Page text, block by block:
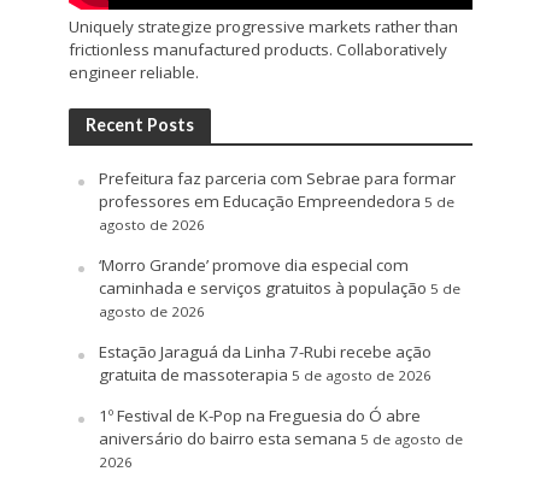
Uniquely strategize progressive markets rather than
frictionless manufactured products. Collaboratively
engineer reliable.
Recent Posts
Prefeitura faz parceria com Sebrae para formar
professores em Educação Empreendedora 5 de
agosto de 2026
‘Morro Grande’ promove dia especial com
caminhada e serviços gratuitos à população 5 de
agosto de 2026
Estação Jaraguá da Linha 7-Rubi recebe ação
gratuita de massoterapia 5 de agosto de 2026
1º Festival de K-Pop na Freguesia do Ó abre
aniversário do bairro esta semana 5 de agosto de
2026